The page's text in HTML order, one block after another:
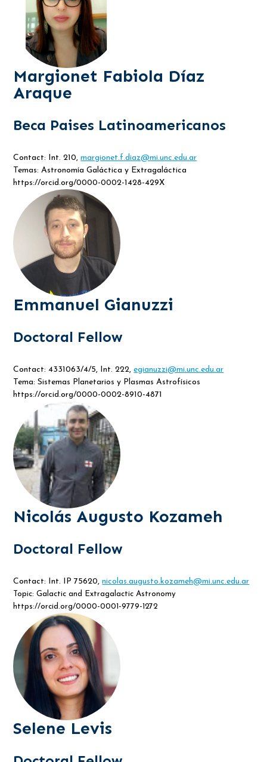
Margionet Fabiola Díaz
Araque
Beca Paises Latinoamericanos
Contact: Int. 210,margionet.f.diaz@mi.unc.edu.ar
Temas: Astronomía Galáctica y Extragaláctica
https://orcid.org/0000-0002-1428-429X
Emmanuel Gianuzzi
Doctoral Fellow
Contact: 4331063/4/5, Int. 222,egianuzzi@mi.unc.edu.ar
Tema: Sistemas Planetarios y Plasmas Astrofísicos
https://orcid.org/0000-0002-8910-4871
Nicolás Augusto Kozameh
Doctoral Fellow
Contact: Int. IP 75620,nicolas.augusto.kozameh@mi.unc.edu.ar
Topic: Galactic and Extragalactic Astronomy
https://orcid.org/0000-0001-9779-1272
Selene Levis